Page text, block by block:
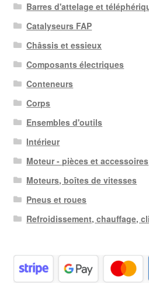
récent
au
plus
ancien
Barres d'attelage et
Catalyseurs FAP
Châssis et essieux
Composants électriques
Conteneurs
Corps
Ensembles d'outils
Intérieur
Moteur - pièces et accessoires
Moteurs, boîtes de vitesses
Pneus et roues
Refroidissement, chauffage,